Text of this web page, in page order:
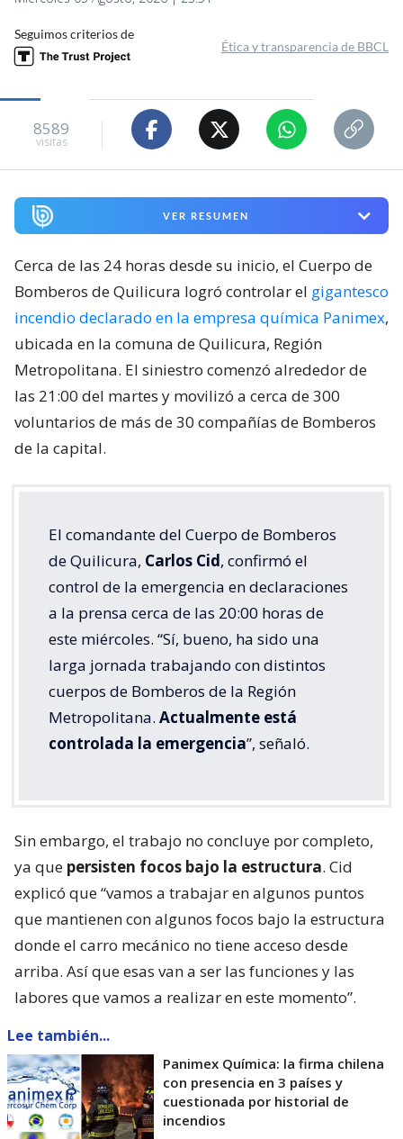
Seguimos criterios de
Ética y transparencia de BBCL
8589
visitas
VER RESUMEN
Cerca de las 24 horas desde su inicio, el Cuerpo de
Bomberos de Quilicura logró controlar el gigantesco
incendio declarado en la empresa química Panimex,
ubicada en la comuna de Quilicura, Región
Metropolitana. El siniestro comenzó alrededor de
las 21:00 del martes y movilizó a cerca de 300
voluntarios de más de 30 compañías de Bomberos
de la capital.
El comandante del Cuerpo de Bomberos
de Quilicura, Carlos Cid, confirmó el
control de la emergencia en declaraciones
a la prensa cerca de las 20:00 horas de
este miércoles. “Sí, bueno, ha sido una
larga jornada trabajando con distintos
cuerpos de Bomberos de la Región
Metropolitana. Actualmente está
controlada la emergencia”, señaló.
Sin embargo, el trabajo no concluye por completo,
ya que persisten focos bajo la estructura. Cid
explicó que “vamos a trabajar en algunos puntos
que mantienen con algunos focos bajo la estructura
donde el carro mecánico no tiene acceso desde
arriba. Así que esas van a ser las funciones y las
labores que vamos a realizar en este momento”.
Lee también...
Panimex Química: la firma chilena
con presencia en 3 países y
cuestionada por historial de
incendios